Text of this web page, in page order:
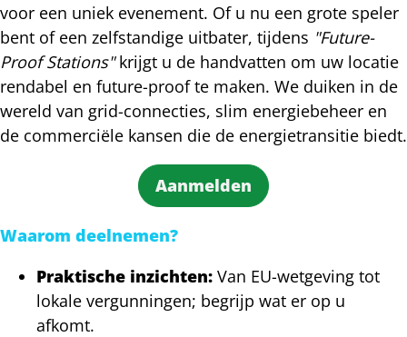
voor een uniek evenement. Of u nu een grote speler
bent of een zelfstandige uitbater, tijdens "Future-
Proof Stations"krijgt u de handvatten om uw locatie
rendabel en future-proof te maken. We duiken in de
wereld van grid-connecties, slim energiebeheer en
de commerciële kansen die de energietransitie biedt.
Aanmelden
Waarom deelnemen?
Praktische inzichten: Van EU-wetgeving tot
lokale vergunningen; begrijp wat er op u
afkomt.